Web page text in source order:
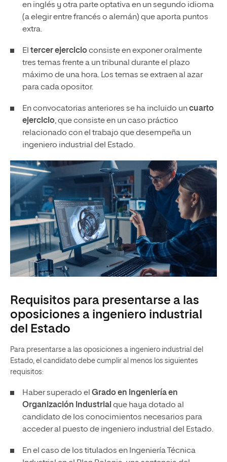
en inglés y otra parte optativa en un segundo idioma
(a elegir entre francés o alemán) que aporta puntos
extra.
El tercer ejercicioconsiste en exponer oralmente
tres temas frente a un tribunal durante el plazo
máximo de una hora. Los temas se extraen al azar
para cada opositor.
En convocatorias anteriores se ha incluido uncuarto
ejercicio, que consiste en un caso práctico
relacionado con el trabajo que desempeña un
ingeniero industrial del Estado.
Requisitos para presentarse a las
oposiciones a ingeniero industrial
del Estado
Para presentarse a las oposiciones a ingeniero industrial del
Estado, el candidato debe cumplir al menos los siguientes
requisitos:
Haber superado el Grado en Ingeniería en
Organización Industrial que haya dotado al
candidato de los conocimientos necesarios para
acceder al puesto de ingeniero industrial del Estado.
En el caso de los titulados en Ingeniería Técnica